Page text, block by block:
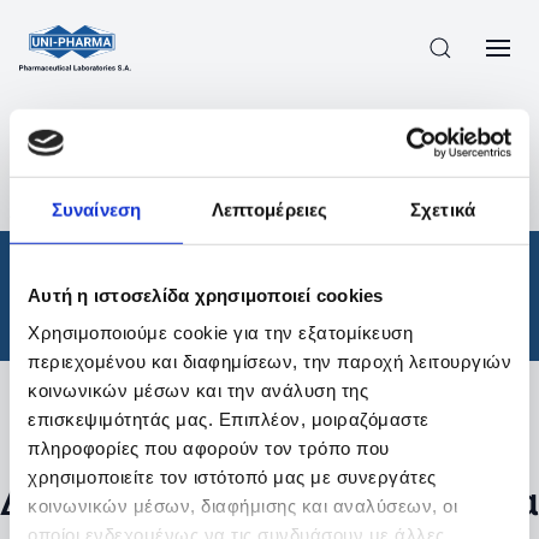
Συναίνεση Λεπτομέρειες Σχετικά
Αυτή η ιστοσελίδα χρησιμοποιεί cookies
Χρησιμοποιούμε cookie για την εξατομίκευση
περιεχομένου και διαφημίσεων, την παροχή λειτουργιών
κοινωνικών μέσων και την ανάλυση της
επισκεψιμότητάς μας. Επιπλέον, μοιραζόμαστε
πληροφορίες που αφορούν τον τρόπο που
χρησιμοποιείτε τον ιστότοπό μας με συνεργάτες
κοινωνικών μέσων, διαφήμισης και αναλύσεων, οι
οποίοι ενδεχομένως να τις συνδυάσουν με άλλες
ΠΡΟΪΟΝΤΑ
ΘΕΡΑΠΕΥΤΙΚΈΣ ΚΑΤΗΓΟΡΊΕΣ
/
ΑΠΟΤΕΛΕΣΜΑΤΑ ΑΝΑΖΗΤΗΣΗΣ
Θεραπευτικές Κατηγορίες
Φίλτρα
Δεν βρέθηκαν προϊόντα με τα